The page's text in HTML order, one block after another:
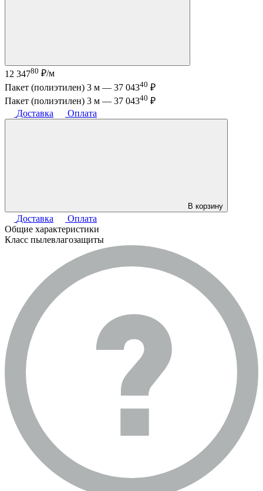
12 34780 ₽/м
Пакет (полиэтилен) 3 м — 37 04340 ₽
Пакет (полиэтилен) 3 м — 37 04340 ₽
Доставка
Оплата
В корзину
Доставка
Оплата
Общие характеристики
Класс пылевлагозащиты